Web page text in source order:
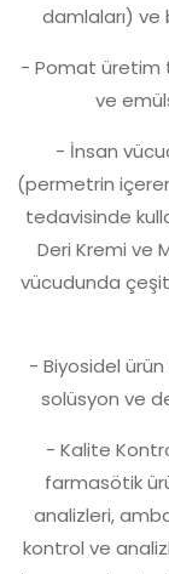
damlaları) ve
- Pomat üretim
ve
- İnsan
(permetrin
tedavisinde
Deri Kremi ve
vücudunda
- Biyosidel
solüsyon ve
- Kalite
farmasötik
analizleri,
kontrol ve